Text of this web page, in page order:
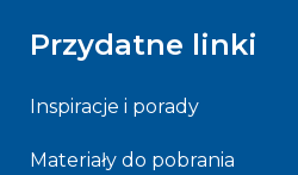
Przydatne linki
Inspiracje i porady
Materiały do pobrania